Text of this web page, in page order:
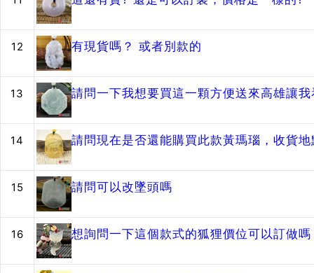
12 有現貨嗎？ 或者別款的
13 請問一下我想要買這一顆方便送來高雄讓
14 請問現在是否還能購買此款黃瑪瑙，收貨
15 請問可以改墜頭嗎
16 想詢問一下這個款式的狐狸價位可以訂做